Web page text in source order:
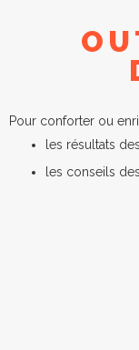
Pour conforter ou
les résultats
les conseils